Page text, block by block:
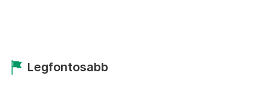
Legfontosabb